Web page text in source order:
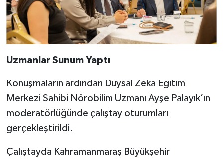
Uzmanlar Sunum Yaptı
Konuşmaların ardından Duysal Zeka Eğitim
Merkezi Sahibi Nörobilim Uzmanı Ayşe Palayık’ın
moderatörlüğünde çalıştay oturumları
gerçekleştirildi.
Çalıştayda Kahramanmaraş Büyükşehir